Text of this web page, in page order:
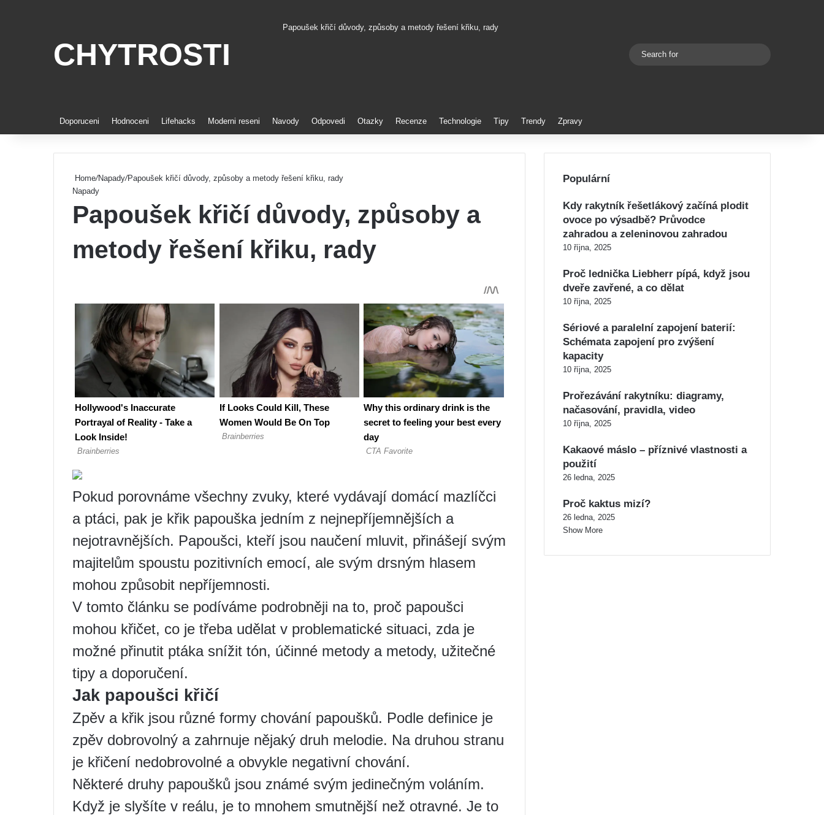
CHYTROSTI
Papoušek křičí důvody, způsoby a metody řešení křiku, rady
Switch skin
Doporuceni Hodnoceni Lifehacks Moderni reseni Navody Odpovedi Otazky Recenze Technologie Tipy Trendy Zpravy
Home/Napady/Papoušek křičí důvody, způsoby a metody řešení křiku, rady
Napady
Papoušek křičí důvody, způsoby a
metody řešení křiku, rady
Pokud porovnáme všechny zvuky, které vydávají domácí mazlíčci
a ptáci, pak je křik papouška jedním z nejnepříjemnějších a
nejotravnějších. Papoušci, kteří jsou naučení mluvit, přinášejí svým
majitelům spoustu pozitivních emocí, ale svým drsným hlasem
mohou způsobit nepříjemnosti.
V tomto článku se podíváme podrobněji na to, proč papoušci
mohou křičet, co je třeba udělat v problematické situaci, zda je
možné přinutit ptáka snížit tón, účinné metody a metody, užitečné
tipy a doporučení.
Jak papoušci křičí
Zpěv a křik jsou různé formy chování papoušků. Podle definice je
zpěv dobrovolný a zahrnuje nějaký druh melodie. Na druhou stranu
je křičení nedobrovolné a obvykle negativní chování.
Některé druhy papoušků jsou známé svým jedinečným voláním.
Když je slyšíte v reálu, je to mnohem smutnější než otravné. Je to
Populární
Kdy rakytník řešetlákový začíná plodit
ovoce po výsadbě? Průvodce
zahradou a zeleninovou zahradou
10 října, 2025
Proč lednička Liebherr pípá, když jsou
dveře zavřené, a co dělat
10 října, 2025
Sériové a paralelní zapojení baterií:
Schémata zapojení pro zvýšení
kapacity
10 října, 2025
Prořezávání rakytníku: diagramy,
načasování, pravidla, video
10 října, 2025
Kakaové máslo – příznivé vlastnosti a
použití
26 ledna, 2025
Proč kaktus mizí?
26 ledna, 2025
Show More